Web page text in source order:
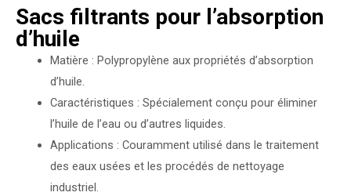
Sacs filtrants pour l’absorption
d’huile
Matière : Polypropylène aux propriétés d’absorption
d’huile.
Caractéristiques : Spécialement conçu pour éliminer
l’huile de l’eau ou d’autres liquides.
Applications : Couramment utilisé dans le traitement
des eaux usées et les procédés de nettoyage
industriel.